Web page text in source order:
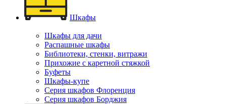
Шкафы
Шкафы для дачи
Распашные шкафы
Библиотеки, стенки, витражи
Прихожие с каретной стяжкой
Буфеты
Шкафы-купе
Серия шкафов Флоренция
Серия шкафов Борджия